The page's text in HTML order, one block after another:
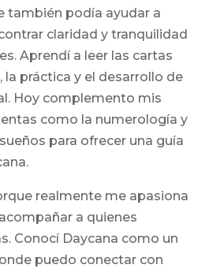
también podía ayudar a
claridad y tranquilidad
Aprendí a leer las cartas
práctica y el desarrollo de
Hoy complemento mis
como la numerología y
para ofrecer una guía
realmente me apasiona
a quienes
Conocí Daycana como un
puedo conectar con